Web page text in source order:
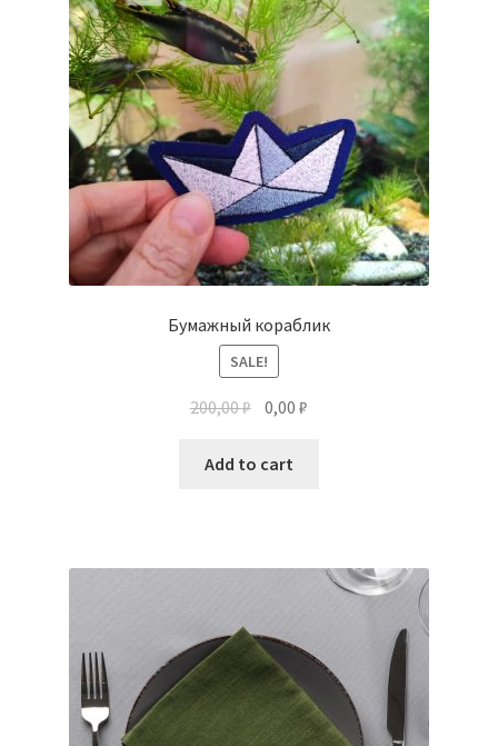
Бумажный кораблик
SALE!
200,00₽ 0,00₽
Add to cart